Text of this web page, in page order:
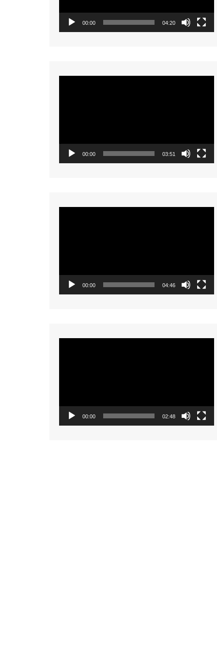
00:00 04:20
00:00 03:51
00:00 04:46
00:00 02:48